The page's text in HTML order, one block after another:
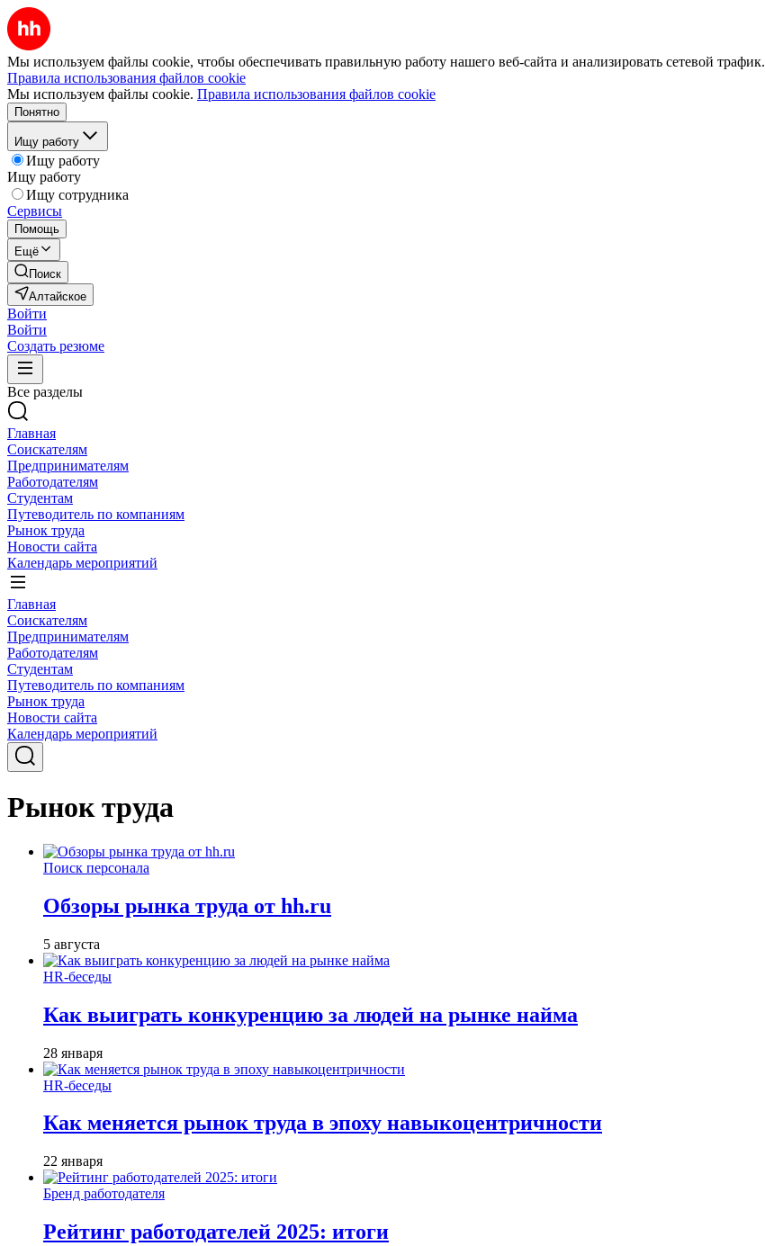
Мы используем файлы cookie, чтобы обеспечивать правильную работу нашего веб-сайта и анализировать сетевой трафик.
Правила использования файлов cookie
Мы используем файлы cookie. Правила использования файлов cookie
Понятно
Ищу работу
Ищу работу
Ищу работу
Ищу сотрудника
Сервисы
Помощь
Ещё
Поиск
Алтайское
Войти
Войти
Создать резюме
Все разделы
Главная
Соискателям
Предпринимателям
Работодателям
Студентам
Путеводитель по компаниям
Рынок труда
Новости сайта
Календарь мероприятий
Главная
Соискателям
Предпринимателям
Работодателям
Студентам
Путеводитель по компаниям
Рынок труда
Новости сайта
Календарь мероприятий
Рынок труда
Поиск персонала
Обзоры рынка труда от hh.ru
5 августа
HR-беседы
Как выиграть конкуренцию за людей на рынке найма
28 января
HR-беседы
Как меняется рынок труда в эпоху навыкоцентричности
22 января
Бренд работодателя
Рейтинг работодателей 2025: итоги